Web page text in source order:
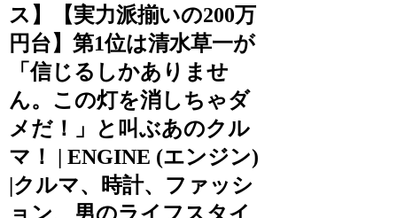
ス】【実力派揃いの200万
円台】第1位は清水草一が
「信じるしかありませ
ん。この灯を消しちゃダ
メだ！」と叫ぶあのクル
マ！ | ENGINE (エンジン)
|クルマ、時計、ファッシ